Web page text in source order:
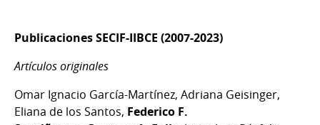
Publicaciones SECIF-IIBCE (2007-2023)
Artículos originales
Omar Ignacio García-Martínez, Adriana Geisinger,
Eliana de los Santos, Federico F.